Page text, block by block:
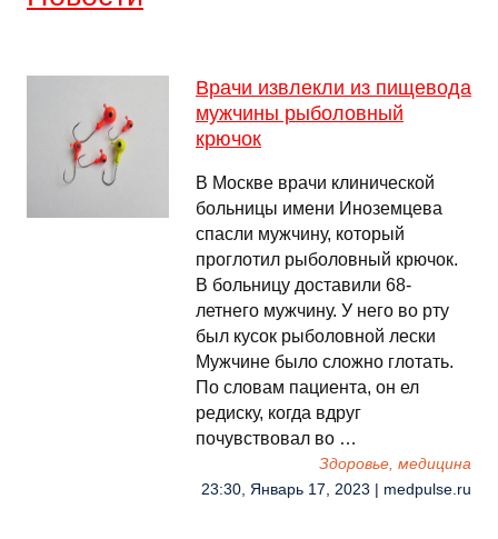
Врачи извлекли из пищевода
мужчины рыболовный
крючок
В Москве врачи клинической
больницы имени Иноземцева
спасли мужчину, который
проглотил рыболовный крючок.
В больницу доставили 68-
летнего мужчину. У него во рту
был кусок рыболовной лески
Мужчине было сложно глотать.
По словам пациента, он ел
редиску, когда вдруг
почувствовал во …
Здоровье, медицина
23:30, Январь 17, 2023 | medpulse.ru